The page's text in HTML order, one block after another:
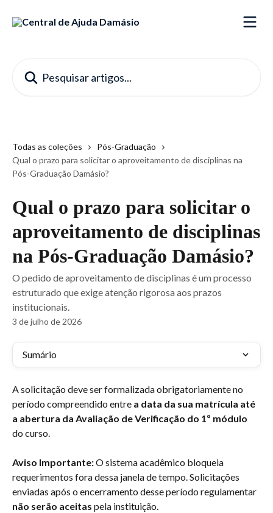
Todas as coleções
Pós-Graduação
Qual o prazo para solicitar o aproveitamento de disciplinas na
Pós-Graduação Damásio?
Qual o prazo para solicitar o
aproveitamento de disciplinas
na Pós-Graduação Damásio?
O pedido de aproveitamento de disciplinas é um processo
estruturado que exige atenção rigorosa aos prazos
institucionais.
3 de julho de 2026
Sumário
A solicitação deve ser formalizada obrigatoriamente no
período compreendido entre a data da sua matrícula até
a abertura da Avaliação de Verificação do 1º módulo
do curso.
Aviso Importante: O sistema acadêmico bloqueia
requerimentos fora dessa janela de tempo. Solicitações
enviadas após o encerramento desse período regulamentar
não serão aceitas pela instituição.